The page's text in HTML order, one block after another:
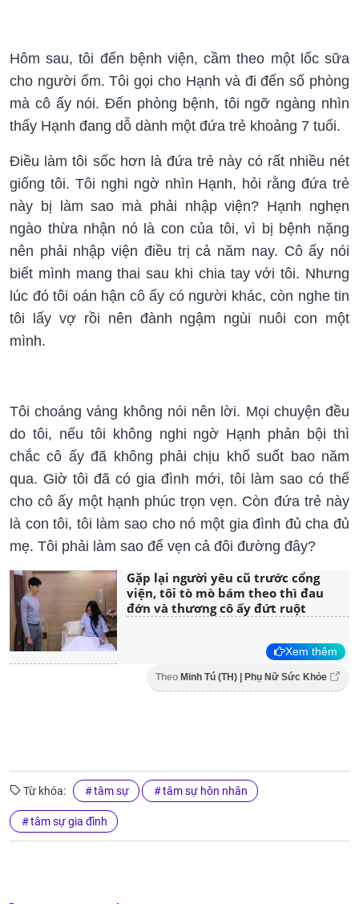
Hôm sau, tôi đến bệnh viện, cầm theo một lốc sữa
cho người ốm. Tôi gọi cho Hạnh và đi đến số phòng
mà cô ấy nói. Đến phòng bệnh, tôi ngỡ ngàng nhìn
thấy Hạnh đang dỗ dành một đứa trẻ khoảng 7 tuổi.
Điều làm tôi sốc hơn là đứa trẻ này có rất nhiều nét
giống tôi. Tôi nghi ngờ nhìn Hạnh, hỏi rằng đứa trẻ
này bị làm sao mà phải nhập viện? Hạnh nghẹn
ngào thừa nhận nó là con của tôi, vì bị bệnh nặng
nên phải nhập viện điều trị cả năm nay. Cô ấy nói
biết mình mang thai sau khi chia tay với tôi. Nhưng
lúc đó tôi oán hận cô ấy có người khác, còn nghe tin
tôi lấy vợ rồi nên đành ngậm ngùi nuôi con một
mình.
Tôi choáng váng không nói nên lời. Mọi chuyện đều
do tôi, nếu tôi không nghi ngờ Hạnh phản bội thì
chắc cô ấy đã không phải chịu khổ suốt bao năm
qua. Giờ tôi đã có gia đình mới, tôi làm sao có thể
cho cô ấy một hạnh phúc trọn vẹn. Còn đứa trẻ này
là con tôi, tôi làm sao cho nó một gia đình đủ cha đủ
mẹ. Tôi phải làm sao để vẹn cả đôi đường đây?
Gặp lại người yêu cũ trước cổng
viện, tôi tò mò bám theo thì đau
đớn và thương cô ấy đứt ruột
Xem thêm
Theo Minh Tú (TH) | Phụ Nữ Sức Khỏe
Từ khóa: tâm sự tâm sự hôn nhân
tâm sự gia đình